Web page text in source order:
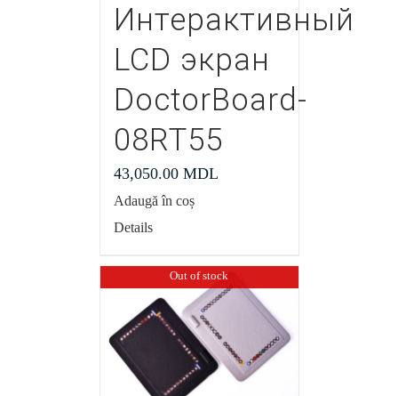
Интерактивный
LCD экран
DoctorBoard-
08RT55
43,050.00 MDL
Adaugă în coș
Details
Out of stock